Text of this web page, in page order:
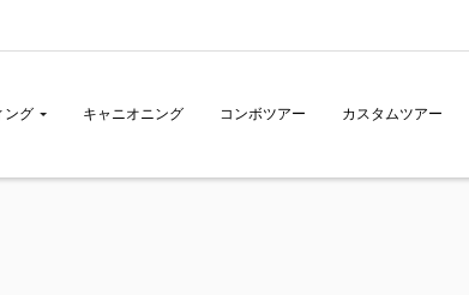
ング キャニオニング コンボツアー カスタムツアー